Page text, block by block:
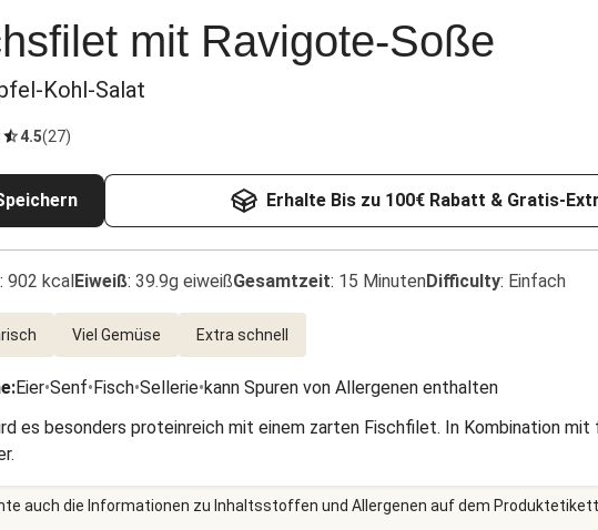
mit Ravigote-Soße
Kohl-Salat
4.5(27)
Erhalte Bis zu 100€ Rabatt & Gratis-
: 902 kcalEiweiß: 39.9g eiweißGesamtzeit: 15 MinutenDifficulty: Einfach
Viel Gemüse Extra schnell
:Eier•Senf•Fisch•Sellerie•kann Spuren von Allergenen enthalten
es besonders proteinreich mit einem zarten Fischfilet. In Kombination
auch die Informationen zu Inhaltsstoffen und Allergenen auf dem Produktetikett.